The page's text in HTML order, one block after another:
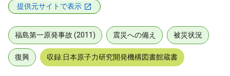
提供元サイトで表示
福島第一原発事故 (2011) 震災への備え 被災状況
復興 収録:日本原子力研究開発機構図書館蔵書